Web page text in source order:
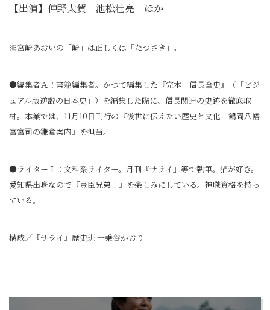
【出演】仲野太賀 池松壮亮 ほか
※宮崎あおいの「崎」は正しくは「たつさき」。
●編集者Ａ：書籍編集者。かつて編集した『完本 信長全史』（「ビジ
ュアル版逆説の日本史」）を編集した際に、信長関連の史跡を徹底取
材。本業では、11月10日刊行の『後世に伝えたい歴史と文化 鶴岡八幡
宮宮司の鎌倉案内』を担当。
●ライターＩ：文科系ライター。月刊『サライ』等で執筆。猫が好き。
愛知県出身なので『豊臣兄弟！』を楽しみにしている。神職資格を持っ
ている。
構成／『サライ』歴史班 一乗谷かおり